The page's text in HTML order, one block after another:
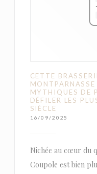
CETTE
MONTPARNASSE
MYTHIQUES DE
DÉFILER LES
SIÈCLE
16/09/2025
Nichée au cœur du
Coupole est bien